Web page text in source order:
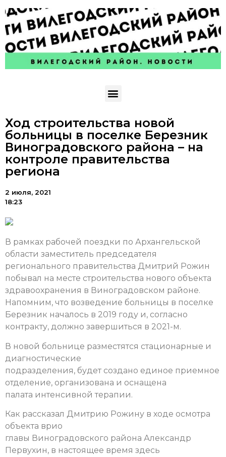
Ход строительства новой
больницы в поселке Березник
Виноградовского района – на
контроле правительства
региона
2 июля, 2021
18:23
В рамках рабочей поездки по Архангельской
области заместитель председателя
регионального правительства Дмитрий Рожин
побывал на месте строительства нового объекта
здравоохранения в Виноградовском районе.
Напомним, что возведение больницы в поселке
Березник началось в 2019 году и, согласно
контракту, должно завершиться в 2021-м.
В новой больнице разместятся стационарные и
диагностические
подразделения, будет создано единое приемное
отделение, организована и оснащена
палата интенсивной терапии.
Как рассказал Дмитрию Рожину в ходе осмотра
объекта врио
главы Виноградовского района Александр
Первухин, в настоящее время здесь